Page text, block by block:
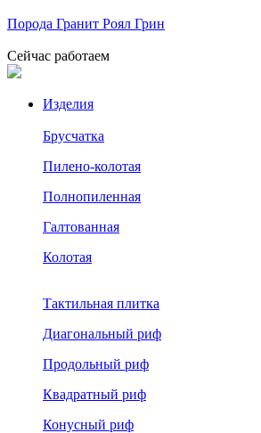
Порода Гранит Роял Грин
Сейчас работаем
Изделия
Брусчатка
Пилено-колотая
Полнопиленная
Галтованная
Колотая
Тактильная плитка
Диагональный риф
Продольный риф
Квадратный риф
Конусный риф